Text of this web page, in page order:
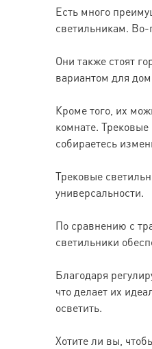
Есть много
светильникам.
Они также стоят
вариантом для
Кроме того, их
комнате.
собираетесь
Трековые
универсальности.
По сравнению с
светильники
Благодаря
что делает их
осветить.
Хотите ли вы,